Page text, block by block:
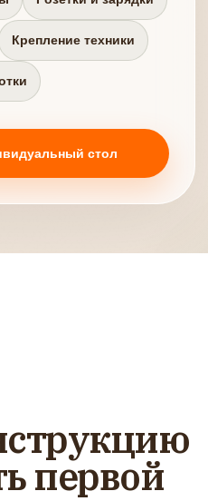
Крепление техники
стол
первой